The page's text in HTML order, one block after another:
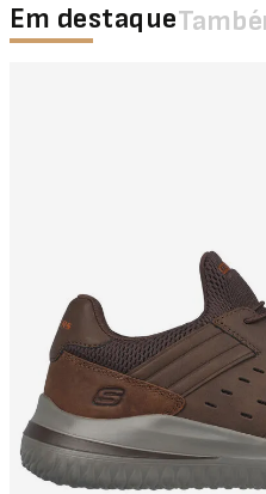
Em destaque